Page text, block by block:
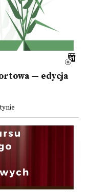
— edycja